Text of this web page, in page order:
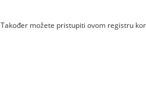
Također možete pristupiti ovom registru